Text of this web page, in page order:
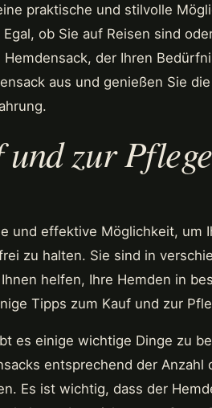
praktische und stilvolle
ob Sie auf Reisen sind
der Ihren
aus und genießen Sie
zur
und effektive Möglichkeit, um
zu halten. Sie sind in
helfen, Ihre Hemden in
Tipps zum Kauf und zur
es einige wichtige Dinge zu
entsprechend der
Es ist wichtig, dass der